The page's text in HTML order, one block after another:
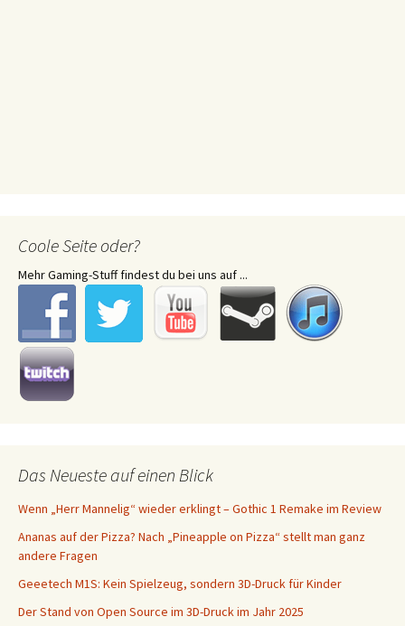
Coole Seite oder?
Mehr Gaming-Stuff findest du bei uns auf ...
Das Neueste auf einen Blick
Wenn „Herr Mannelig“ wieder erklingt – Gothic 1 Remake im Review
Ananas auf der Pizza? Nach „Pineapple on Pizza“ stellt man ganz
andere Fragen
Geeetech M1S: Kein Spielzeug, sondern 3D-Druck für Kinder
Der Stand von Open Source im 3D-Druck im Jahr 2025